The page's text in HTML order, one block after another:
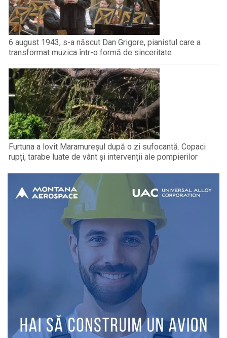
6 august 1943, s-a născut Dan Grigore, pianistul care a
transformat muzica într-o formă de sinceritate
Furtuna a lovit Maramureșul după o zi sufocantă. Copaci
rupți, tarabe luate de vânt și intervenții ale pompierilor